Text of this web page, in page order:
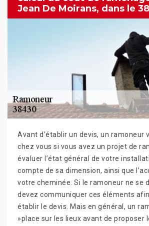
Jean De Moirans, dans le
Avant d’établir un devis, un ramoneur
chez vous si vous avez un projet de
évaluer l’état général de votre
compte de sa dimension, ainsi que
votre cheminée. Si le ramoneur ne se
devez communiquer ces éléments afin
établir le devis. Mais en général, un
»place sur les lieux avant de proposer